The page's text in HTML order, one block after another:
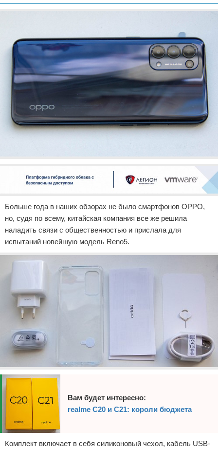
Право
Больше года в наших обзорах не было смартфонов OPPO,
но, судя по всему, китайская компания все же решила
наладить связи с общественностью и прислала для
испытаний новейшую модель Reno5.
Вам будет интересно:
realme C20 и C21: короли бюджета
Комплект включает в себя силиконовый чехол, кабель USB-